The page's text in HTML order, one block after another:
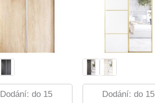
Dodání: do 15
Dodání: do 15